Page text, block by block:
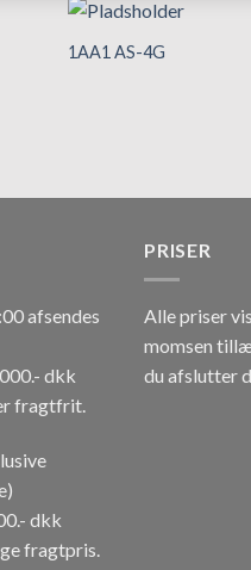
1AA1 AS-4G
afsendes
dkk
fragtfrit.
dkk
fragtpris.
PRISER
Alle priser
momsen
du afslutter